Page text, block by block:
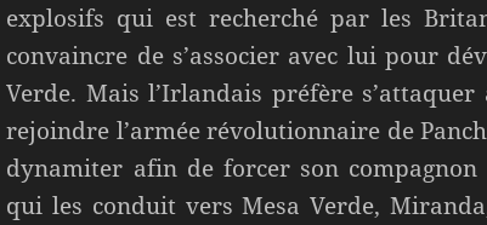
explosifs qui est recherché par les
convaincre de s’associer avec lui pour
Verde. Mais l’Irlandais préfère
rejoindre l’armée révolutionnaire de
dynamiter afin de forcer son
qui les conduit vers Mesa Verde,